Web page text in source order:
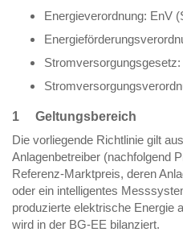
Energieverordnung: EnV
1 Geltungsbereich
Die vorliegende Richtlinie gilt
Anlagenbetreiber (nachfolgend
Referenz-Marktpreis, deren
oder ein intelligentes
produzierte elektrische Energie
wird in der BG-EE bilanziert.